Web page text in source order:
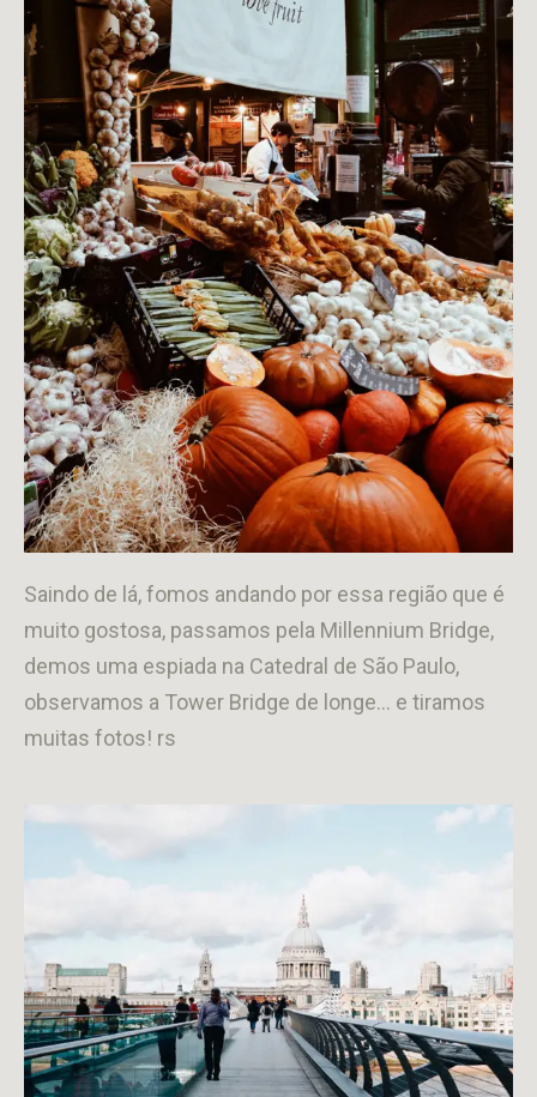
Saindo de lá, fomos andando por essa região que é
muito gostosa, passamos pela Millennium Bridge,
demos uma espiada na Catedral de São Paulo,
observamos a Tower Bridge de longe… e tiramos
muitas fotos! rs